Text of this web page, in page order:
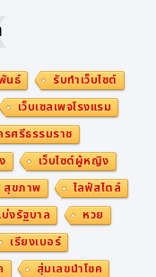
นธ์
รับทำเว็บไซต์
เว็บเซลเพจโรงแรม
รศรีธรรมราช
เว็บไซต์ผู้หญิง
สุขภาพ
ไลฟ์สไตล์
งรัฐบาล
หวย
เรียงเบอร์
สุ่มเลขนำโชค